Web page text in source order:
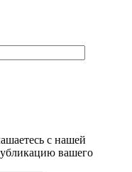
с нашей
вашего